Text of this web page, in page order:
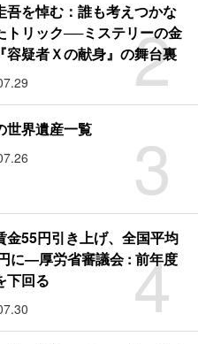
2
吾を悼む：誰も考えつかな
トリック──ミステリーの金
容疑者Ｘの献身』の舞台裏
3
世界遺産一覧
4
金55円引き上げ、全国平均
に―厚労省審議会 : 前年度
下回る